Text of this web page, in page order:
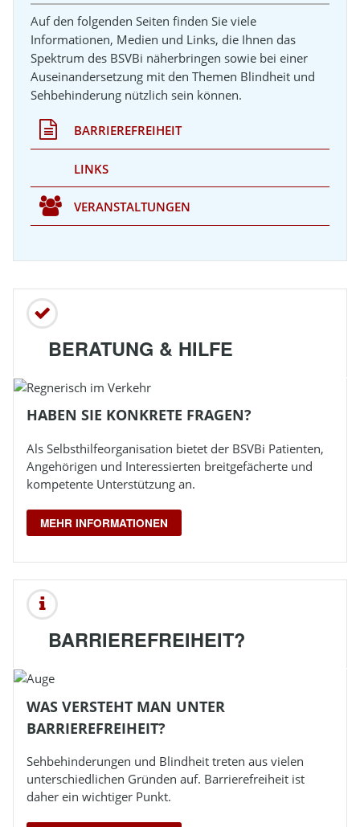
Auf den folgenden Seiten finden Sie viele
Informationen, Medien und Links, die Ihnen das
Spektrum des BSVBi näherbringen sowie bei einer
Auseinandersetzung mit den Themen Blindheit und
Sehbehinderung nützlich sein können.
BARRIEREFREIHEIT
LINKS
VERANSTALTUNGEN
BERATUNG & HILFE
HABEN SIE KONKRETE FRAGEN?
Als Selbsthilfeorganisation bietet der BSVBi Patienten,
Angehörigen und Interessierten breitgefächerte und
kompetente Unterstützung an.
MEHR INFORMATIONEN
BARRIEREFREIHEIT?
WAS VERSTEHT MAN UNTER
BARRIEREFREIHEIT?
Sehbehinderungen und Blindheittreten aus vielen
unterschiedlichen Gründen auf. Barrierefreiheit ist
daher ein wichtiger Punkt.